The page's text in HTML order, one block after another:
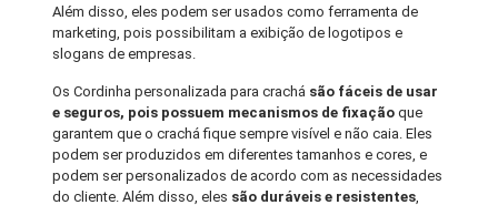
Além disso, eles podem ser usados como ferramenta de
marketing, pois possibilitam a exibição de logotipos e
slogans de empresas.
Os Cordinha personalizada para crachá são fáceis de usar
e seguros, pois possuem mecanismos de fixação que
garantem que o crachá fique sempre visível e não caia. Eles
podem ser produzidos em diferentes tamanhos e cores, e
podem ser personalizados de acordo com as necessidades
do cliente. Além disso, eles são duráveis e resistentes,